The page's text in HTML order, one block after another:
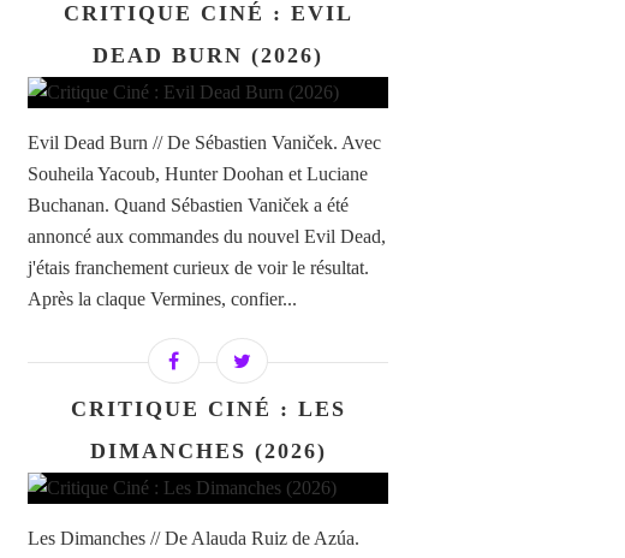
CRITIQUE CINÉ : EVIL
DEAD BURN (2026)
Evil Dead Burn // De Sébastien Vaniček. Avec
Souheila Yacoub, Hunter Doohan et Luciane
Buchanan. Quand Sébastien Vaniček a été
annoncé aux commandes du nouvel Evil Dead,
j'étais franchement curieux de voir le résultat.
Après la claque Vermines, confier...
CRITIQUE CINÉ : LES
DIMANCHES (2026)
Les Dimanches // De Alauda Ruiz de Azúa.